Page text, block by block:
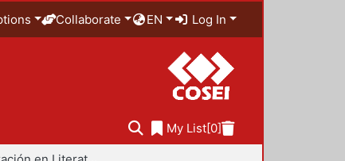
Collaborate EN Log In
My List[0]